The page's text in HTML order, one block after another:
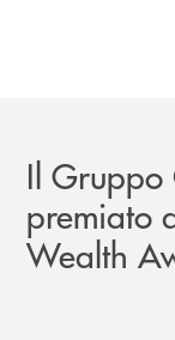
Il Gruppo
premiato
Wealth